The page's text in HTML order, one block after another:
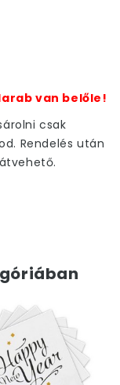
van belőle!
csak
Rendelés után